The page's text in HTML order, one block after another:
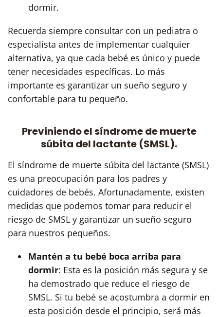
dormir.
Recuerda siempre consultar con un pediatra o
especialista antes de implementar cualquier
alternativa, ya que cada bebé es único y puede
tener necesidades específicas. Lo más
importante es garantizar un sueño seguro y
confortable para tu pequeño.
Previniendo el síndrome de muerte
súbita del lactante (SMSL).
El síndrome de muerte súbita del lactante (SMSL)
es una preocupación para los padres y
cuidadores de bebés. Afortunadamente, existen
medidas que podemos tomar para reducir el
riesgo de SMSL y garantizar un sueño seguro
para nuestros pequeños.
Mantén a tu bebé boca arriba para
dormir: Esta es la posición más segura y se
ha demostrado que reduce el riesgo de
SMSL. Si tu bebé se acostumbra a dormir en
esta posición desde el principio, será más